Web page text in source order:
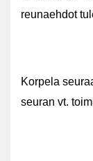
reunaehdot
Korpela
seuran vt.